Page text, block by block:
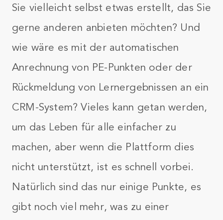
Sie vielleicht selbst etwas erstellt, das Sie
gerne anderen anbieten möchten? Und
wie wäre es mit der automatischen
Anrechnung von PE-Punkten oder der
Rückmeldung von Lernergebnissen an ein
CRM-System? Vieles kann getan werden,
um das Leben für alle einfacher zu
machen, aber wenn die Plattform dies
nicht unterstützt, ist es schnell vorbei.
Natürlich sind das nur einige Punkte, es
gibt noch viel mehr, was zu einer